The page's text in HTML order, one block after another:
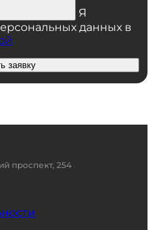
Я
данных в
заявку
проспект, 254